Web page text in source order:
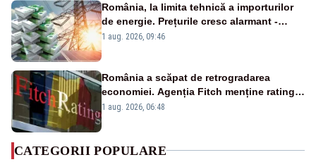
România, la limita tehnică a importurilor
de energie. Prețurile cresc alarmant -
Analiză Realitatea Plus
1 aug. 2026, 09:46
România a scăpat de retrogradarea
economiei. Agenția Fitch menține ratingul
„BBB-” cu perspectivă negativă
1 aug. 2026, 06:48
CATEGORII POPULARE